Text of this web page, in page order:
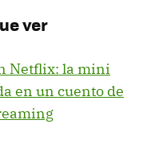
ver
Netflix: la mini
en un cuento de